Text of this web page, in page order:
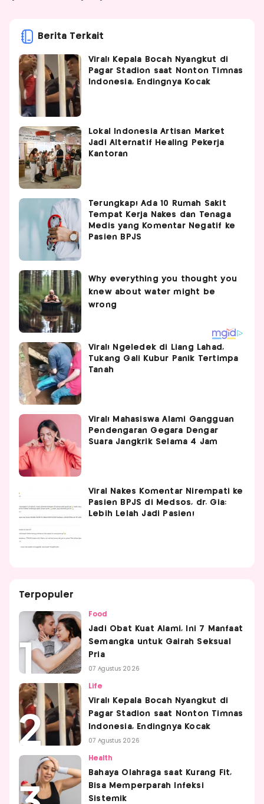
Berita Terkait
Viral! Kepala Bocah Nyangkut di
Pagar Stadion saat Nonton Timnas
Indonesia, Endingnya Kocak
Lokal Indonesia Artisan Market
Jadi Alternatif Healing Pekerja
Kantoran
Terungkap! Ada 10 Rumah Sakit
Tempat Kerja Nakes dan Tenaga
Medis yang Komentar Negatif ke
Pasien BPJS
Viral! Ngeledek di Liang Lahad,
Tukang Gali Kubur Panik Tertimpa
Tanah
Viral! Mahasiswa Alami Gangguan
Pendengaran Gegara Dengar
Suara Jangkrik Selama 4 Jam
Viral Nakes Komentar Nirempati ke
Pasien BPJS di Medsos, dr. Gia:
Lebih Lelah Jadi Pasien!
Terpopuler
Food
Jadi Obat Kuat Alami, Ini 7 Manfaat
Semangka untuk Gairah Seksual
Pria
07 Agustus 2026
Life
Viral! Kepala Bocah Nyangkut di
Pagar Stadion saat Nonton Timnas
Indonesia, Endingnya Kocak
07 Agustus 2026
Health
Bahaya Olahraga saat Kurang Fit,
Bisa Memperparah Infeksi
Sistemik